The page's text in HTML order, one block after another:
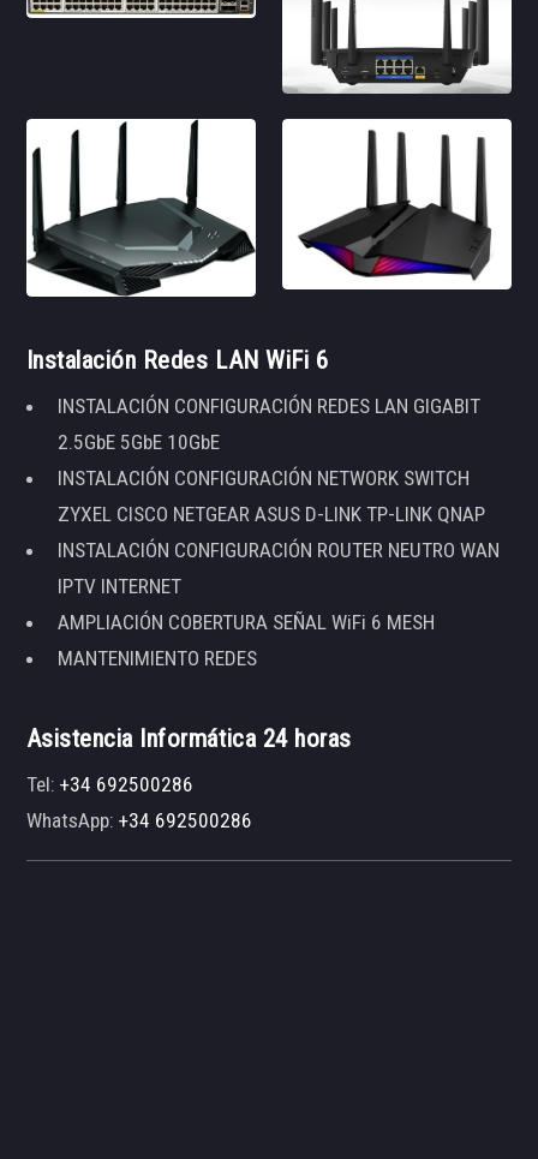
Instalación Redes LAN WiFi 6
INSTALACIÓN CONFIGURACIÓN REDES LAN GIGABIT
2.5GbE 5GbE 10GbE
INSTALACIÓN CONFIGURACIÓN NETWORK SWITCH
ZYXEL CISCO NETGEAR ASUS D-LINK TP-LINK QNAP
INSTALACIÓN CONFIGURACIÓN ROUTER NEUTRO WAN
IPTV INTERNET
AMPLIACIÓN COBERTURA SEÑAL WiFi 6 MESH
MANTENIMIENTO REDES
Asistencia Informática 24 horas
Tel:+34 692500286
WhatsApp:+34 692500286